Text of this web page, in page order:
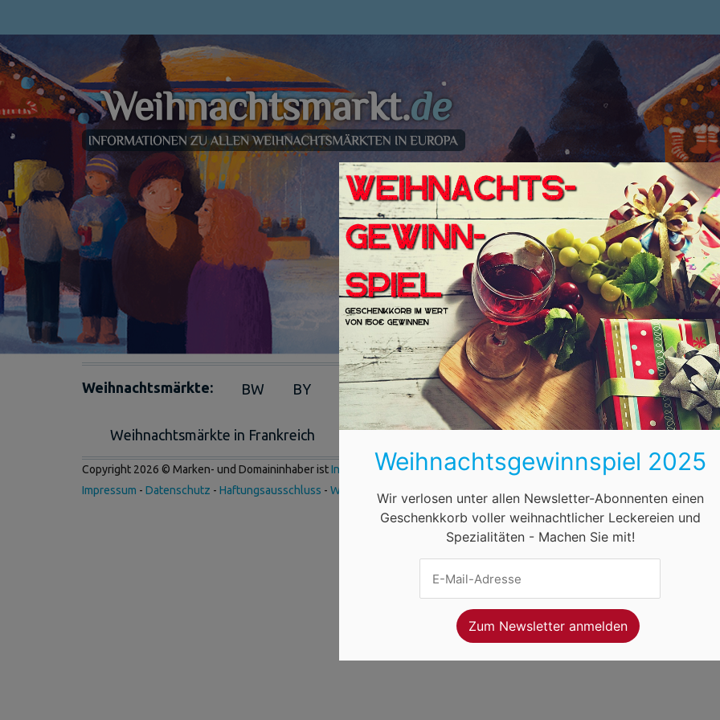
Weihnachtsmärkte: BW BY BE BB HB HH HE MV NI NW
Weihnachtsmärkte in Frankreich Weihnachtsmärkte in Österreich Öffnungszeiten
Copyright 2026 © Marken- und Domaininhaber istInternet Ventures . Webseitenbetreiber istVolo Media.
Impressum - Datenschutz - Haftungsausschluss - Werbung
Weihnachtsgewinnspiel 2025
Wir verlosen unter allen Newsletter-Abonnenten einen
Geschenkkorb voller weihnachtlicher Leckereien und
Spezialitäten - Machen Sie mit!